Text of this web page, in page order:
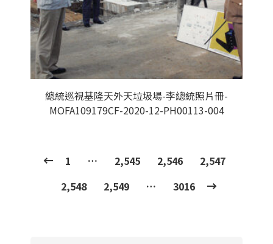
總統巡視基隆天外天垃圾場-李總統照片冊-
MOFA109179CF-2020-12-PH00113-004
1 … 2,545 2,546
2,547
2,548
2,549 … 3016